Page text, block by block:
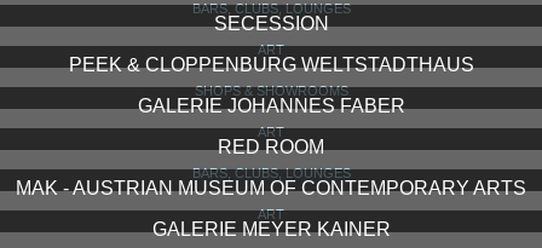
BARS, CLUBS, LOUNGES
SECESSION
ART
PEEK & CLOPPENBURG WELTSTADTHAUS
SHOPS & SHOWROOMS
GALERIE JOHANNES FABER
ART
RED ROOM
BARS, CLUBS, LOUNGES
MAK - AUSTRIAN MUSEUM OF CONTEMPORARY ARTS
ART
GALERIE MEYER KAINER